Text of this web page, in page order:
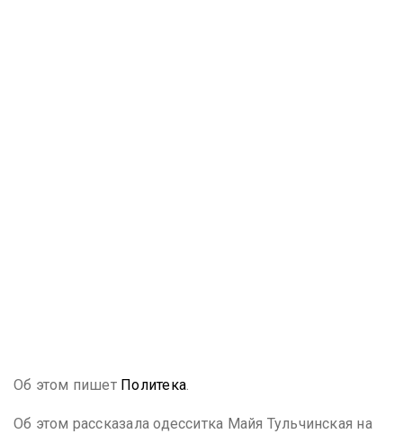
Об этом пишет Политека.
Об этом рассказала одесситка Майя Тульчинская на